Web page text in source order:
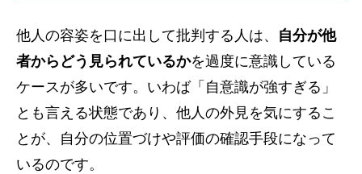
他人の容姿を口に出して批判する人は、 自分が他
者からどう見られているかを過度に意識している
ケースが多いです。いわば「自意識が強すぎる」
とも言える状態であり、他人の外見を気にするこ
とが、自分の位置づけや評価の確認手段になって
いるのです。